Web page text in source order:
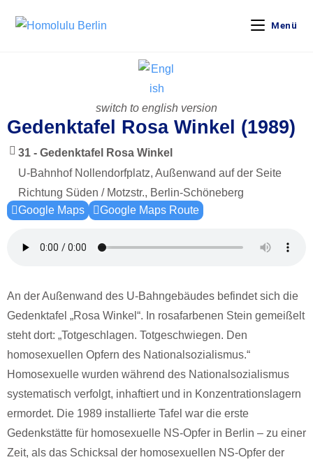
Menü
switch to english version
Gedenktafel Rosa Winkel (1989)
31 - Gedenktafel Rosa Winkel
U-Bahnhof Nollendorfplatz, Außenwand auf der Seite
Richtung Süden / Motzstr., Berlin-Schöneberg
Google Maps
Google Maps Route
An der Außenwand des U-Bahngebäudes befindet sich die
Gedenktafel „Rosa Winkel“. In rosafarbenen Stein gemeißelt
steht dort: „Totgeschlagen. Totgeschwiegen. Den
homosexuellen Opfern des Nationalsozialismus.“
Homosexuelle wurden während des Nationalsozialismus
systematisch verfolgt, inhaftiert und in Konzentrationslagern
ermordet. Die 1989 installierte Tafel war die erste
Gedenkstätte für homosexuelle NS-Opfer in Berlin – zu einer
Zeit, als das Schicksal der homosexuellen NS-Opfer der